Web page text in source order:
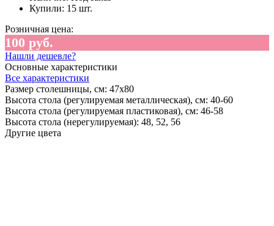
Купили: 15 шт.
Розничная цена:
100 руб.
Нашли дешевле?
Основные характеристики
Все характеристики
Размер столешницы, см: 47х80
Высота стола (регулируемая металлическая), см: 40-60
Высота стола (регулируемая пластиковая), см: 46-58
Высота стола (нерегулируемая): 48, 52, 56
Другие цвета